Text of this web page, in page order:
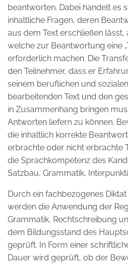
beantworten. Dabei handelt es
inhaltliche Fragen, deren
aus dem Text erschließen
welche zur Beantwortung eine
erforderlich machen. Die
den Teilnehmer, dass er
seinem beruflichen und
bearbeitenden Text und den
in Zusammenhang bringen
Antworten liefern zu können.
die inhaltlich korrekte
erbrachte oder nicht erbrachte
die Sprachkompetenz des
Satzbau, Grammatik,
Durch ein fachbezogenes
werden die Anwendung der
Grammatik, Rechtschreibung
dem Bildungsstand des
geprüft. In Form einer
Dauer wird geprüft, ob der